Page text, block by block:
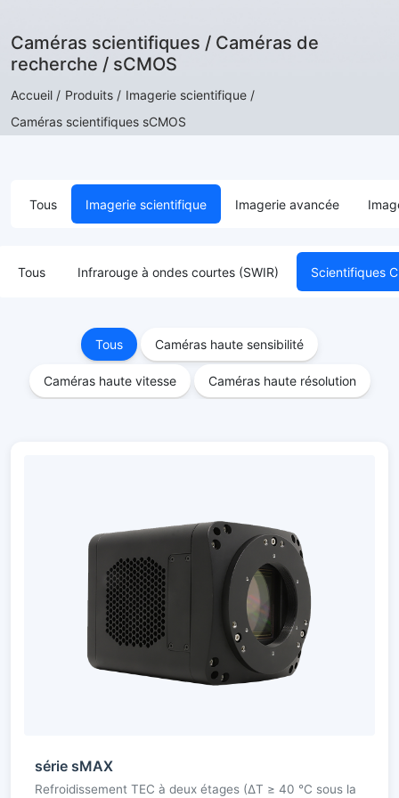
Caméras scientifiques / Caméras de
recherche / sCMOS
Accueil / Produits / Imagerie scientifique /
Caméras scientifiques sCMOS
Tous Imagerie scientifique Imagerie avancée
Tous Infrarouge à ondes courtes (SWIR) Scientifiques
Tous Caméras haute sensibilité
Caméras haute vitesse Caméras haute résolution
série sMAX
Refroidissement TEC à deux étages (ΔT ≥ 40 °C sous la